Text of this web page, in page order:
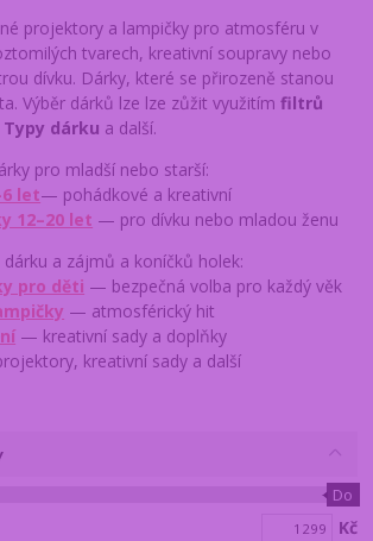
projektory a lampičky pro atmosféru v
tvarech, kreativní soupravy nebo
dívku. Dárky, které se přirozeně stanou
Výběr dárků lze lze zůžit využitímfiltrů
dárku a další.
pro mladší nebo starší:
let— pohádkové a kreativní
12–20 let — pro dívku nebo mladou ženu
a zájmů a koníčků holek:
pro děti — bezpečná volba pro každý věk
— atmosférický hit
— kreativní sady a doplňky
kreativní sady a další
Do
Kč